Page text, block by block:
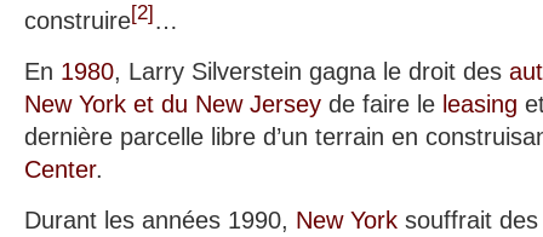
construire[2]…
En 1980, Larry Silverstein gagna le droit des
New York et du New Jersey de faire le leasing
dernière parcelle libre d’un terrain en
Center.
Durant les années 1990, New York souffrait